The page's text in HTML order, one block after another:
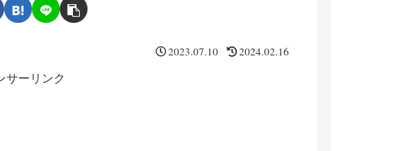
2023.07.10 2024.02.16
サーリンク